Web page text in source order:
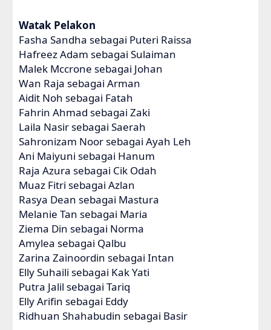
Watak Pelakon
Fasha Sandha sebagai Puteri Raissa
Hafreez Adam sebagai Sulaiman
Malek Mccrone sebagai Johan
Wan Raja sebagai Arman
Aidit Noh sebagai Fatah
Fahrin Ahmad sebagai Zaki
Laila Nasir sebagai Saerah
Sahronizam Noor sebagai Ayah Leh
Ani Maiyuni sebagai Hanum
Raja Azura sebagai Cik Odah
Muaz Fitri sebagai Azlan
Rasya Dean sebagai Mastura
Melanie Tan sebagai Maria
Ziema Din sebagai Norma
Amylea sebagai Qalbu
Zarina Zainoordin sebagai Intan
Elly Suhaili sebagai Kak Yati
Putra Jalil sebagai Tariq
Elly Arifin sebagai Eddy
Ridhuan Shahabudin sebagai Basir